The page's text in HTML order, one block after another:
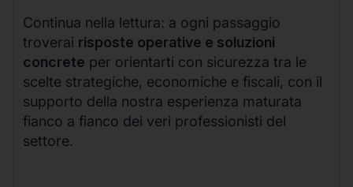
Continua nella lettura: a ogni passaggio
troverai risposte operative e soluzioni
concrete per orientarti con sicurezza tra le
scelte strategiche, economiche e fiscali, con il
supporto della nostra esperienza maturata
fianco a fianco dei veri professionisti del
settore.